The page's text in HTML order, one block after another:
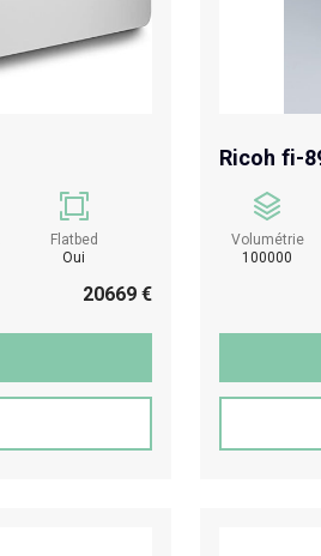
Flatbed
Oui
20669 €
Ricoh fi-
Volumétrie
100000